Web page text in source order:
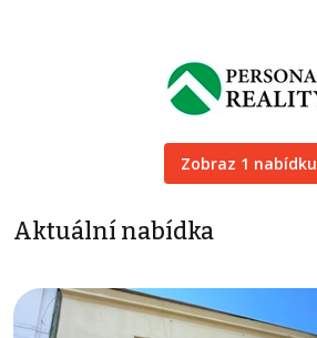
Zobraz 1 nabídku
Aktuální nabídka